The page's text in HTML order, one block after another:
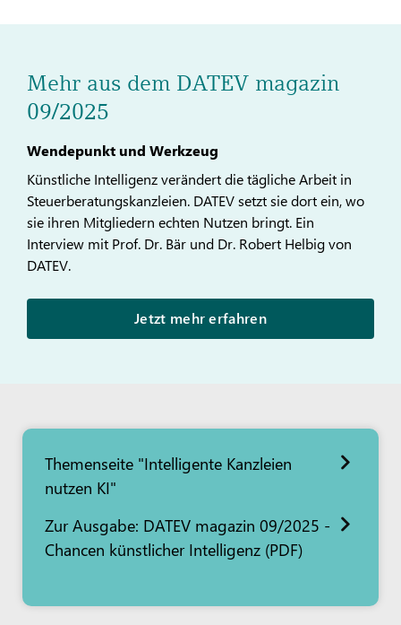
Mehr aus dem DATEV magazin
09/2025
Wendepunkt und Werkzeug
Künstliche Intelligenz verändert die tägliche Arbeit in
Steuerberatungskanzleien. DATEV setzt sie dort ein, wo
sie ihren Mitgliedern echten Nutzen bringt. Ein
Interview mit Prof. Dr. Bär und Dr. Robert Helbig von
DATEV.
Jetzt mehr erfahren
Themenseite "Intelligente Kanzleien
nutzen KI"
Zur Ausgabe: DATEV magazin 09/2025 -
Chancen künstlicher Intelligenz (PDF)